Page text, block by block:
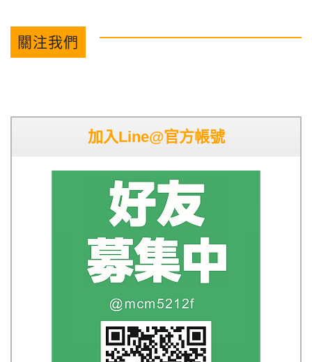
關注我們
加入Line@官方帳號